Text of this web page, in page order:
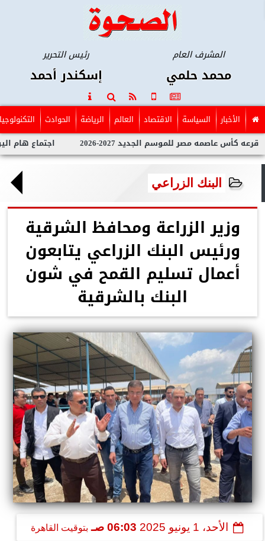
المشرف العام
محمد حلمي
رئيس التحرير
إسكندر أحمد
الأخبار السياسة الاقتصاد العالم الرياضة الحوادث التكنولوجيا
اجتماع هام اليوم السبت مصر للموسم الجديد 2027-2026
البنك الزراعي
وزير الزراعة ومحافظ الشرقية
ورئيس البنك الزراعي يتابعون
أعمال تسليم القمح في شون
البنك بالشرقية
الأحد، 1 يونيو 2025 06:03 صـ بتوقيت القاهرة